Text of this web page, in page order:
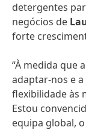
detergentes
negócios de
forte
“À medida que
adaptar-nos e
flexibilidade às
Estou
equipa global,